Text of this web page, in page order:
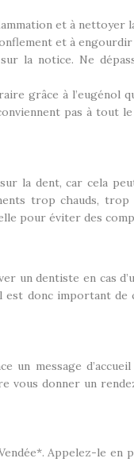
et à nettoyer
et à
la notice. Ne
grâce à l’eugénol
pas à tout le
sur la dent, car cela
trop chauds,
pour éviter des
dentiste en cas
est donc important
message
vous donner un
Appelez-le en